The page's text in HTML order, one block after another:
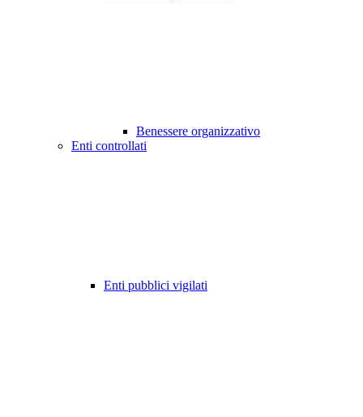
Benessere organizzativo
Enti controllati
Enti pubblici vigilati